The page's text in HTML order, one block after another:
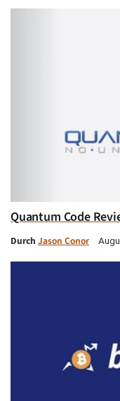
Quantum Code
Durch Jason Conor